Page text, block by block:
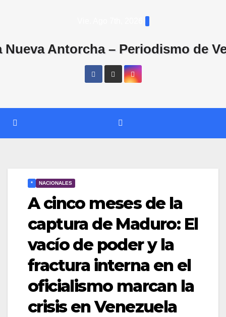
* NACIONALES
A cinco meses de la
captura de Maduro: El
vacío de poder y la
fractura interna en el
oficialismo marcan la
crisis en Venezuela